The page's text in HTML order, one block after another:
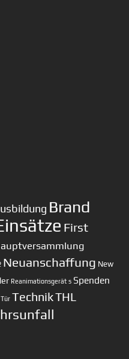
Brand
First
Neuanschaffung New
Reanimationsgerät s Spenden
TechnikTHL